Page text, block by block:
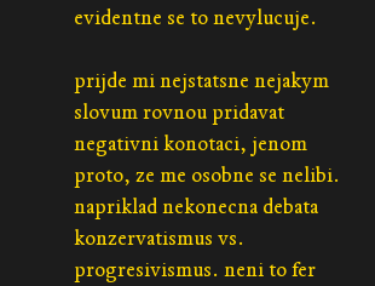
evidentne se to nevylucuje.
prijde mi nejstatsne nejakym
slovum rovnou pridavat
negativni konotaci, jenom
proto, ze me osobne se nelibi.
napriklad nekonecna debata
konzervatismus vs.
progresivismus. neni to fer